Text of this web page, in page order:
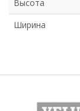
Высота
Ширина